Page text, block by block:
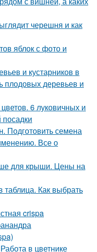
черешня и как
яблок с фото и
и кустарников в
плодовых деревьев и
6 луковичных и
Подготовить семена
Все о
для крыши. Цены на
Как выбрать
crispa
в цветнике